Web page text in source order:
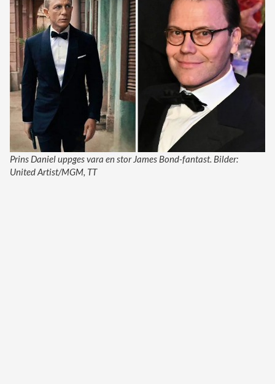
Prins Daniel uppges vara en stor James Bond-fantast. Bilder:
United Artist/MGM, TT